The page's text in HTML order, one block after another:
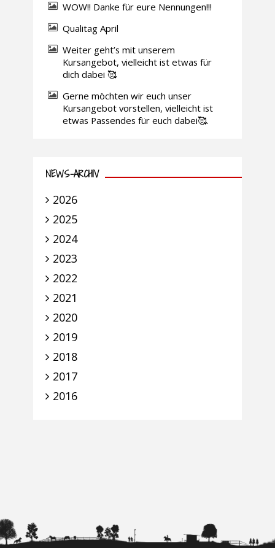
WOW!! Danke für eure Nennungen!!!
Qualitag April
Weiter geht’s mit unserem
Kursangebot, vielleicht ist etwas für
dich dabei 🥰
Gerne möchten wir euch unser
Kursangebot vorstellen, vielleicht ist
etwas Passendes für euch dabei🥰.
NEWS-ARCHIV
2026
2025
2024
2023
2022
2021
2020
2019
2018
2017
2016